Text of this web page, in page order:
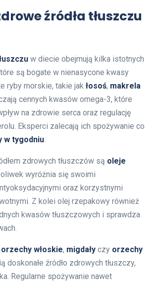
źródła tłuszczu
w diecie obejmują kilka istotnych
są bogate w nienasycone kwasy
ryby morskie, takie jak łosoś, makrela
cennych kwasów omega-3, które
na zdrowie serca oraz regulację
Eksperci zalecają ich spożywanie co
w tygodniu
zdrowych tłuszczów są oleje
oliwek wyróżnia się swoimi
oraz korzystnymi
Z kolei olej rzepakowy również
kwasów tłuszczowych i sprawdza
orzechy włoskie, migdały czy orzechy
doskonałe źródło zdrowych tłuszczy,
Regularne spożywanie nawet